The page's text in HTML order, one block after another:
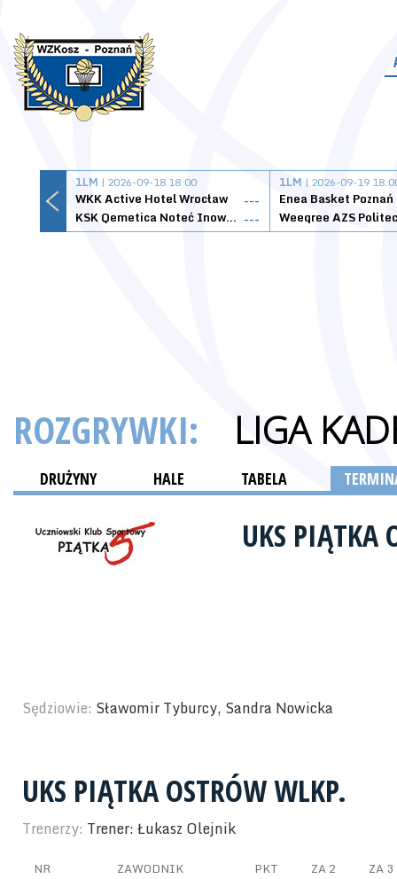
1LM | 2026-09-18 18:00
WKK Active Hotel Wrocław
---
KSK Qemetica Noteć Inowrocław ---
1LM | 2026-09-19
Enea Basket Poznań
ROZGRYWKI: LIGA
DRUŻYNY HALE TABELA
UKS PIĄTKA
Sędziowie: Sławomir Tyburcy, Sandra Nowicka
UKS PIĄTKA OSTRÓW WLKP.
Trenerzy: Trener: Łukasz Olejnik
NR ZAWODNIK PKT ZA 2 ZA 3